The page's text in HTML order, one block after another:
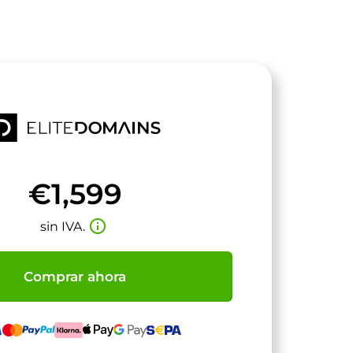
€1,599
sin IVA. info_outline
Comprar ahora